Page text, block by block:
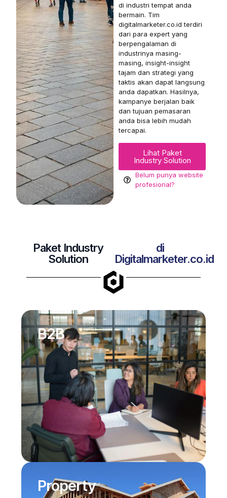
di industri tempat anda
bermain. Tim
digitalmarketer.co.id terdiri
dari para expert yang
berpengalaman di
industrinya masing-
masing, insight-insight
tajam dan strategi yang
taktis akan dapat langsung
anda dapatkan. Hasilnya,
kampanye berjalan baik
dan tujuan pemasaran
anda bisa lebih mudah
tercapai.
Lihat Paket
Industry Solution
Belum punya website
profesional?
Paket Industry
Solution
di
Digitalmarketer.co.id
B2B
Property